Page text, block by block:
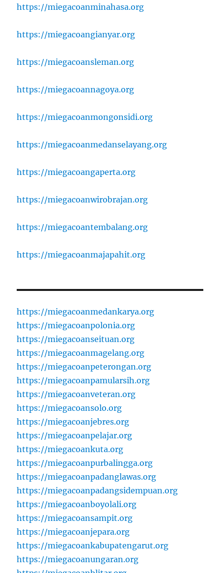
https://miegacoanminahasa.org
https://miegacoangianyar.org
https://miegacoansleman.org
https://miegacoannagoya.org
https://miegacoanmongonsidi.org
https://miegacoanmedanselayang.org
https://miegacoangaperta.org
https://miegacoanwirobrajan.org
https://miegacoantembalang.org
https://miegacoanmajapahit.org
https://miegacoanmedankarya.org
https://miegacoanpolonia.org
https://miegacoanseituan.org
https://miegacoanmagelang.org
https://miegacoanpeterongan.org
https://miegacoanpamularsih.org
https://miegacoanveteran.org
https://miegacoansolo.org
https://miegacoanjebres.org
https://miegacoanpelajar.org
https://miegacoankuta.org
https://miegacoanpurbalingga.org
https://miegacoanpadanglawas.org
https://miegacoanpadangsidempuan.org
https://miegacoanboyolali.org
https://miegacoansampit.org
https://miegacoanjepara.org
https://miegacoankabupatengarut.org
https://miegacoanungaran.org